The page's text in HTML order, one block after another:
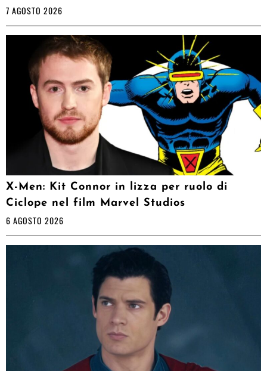
7 AGOSTO 2026
X-Men: Kit Connor in lizza per ruolo di
Ciclope nel film Marvel Studios
6 AGOSTO 2026